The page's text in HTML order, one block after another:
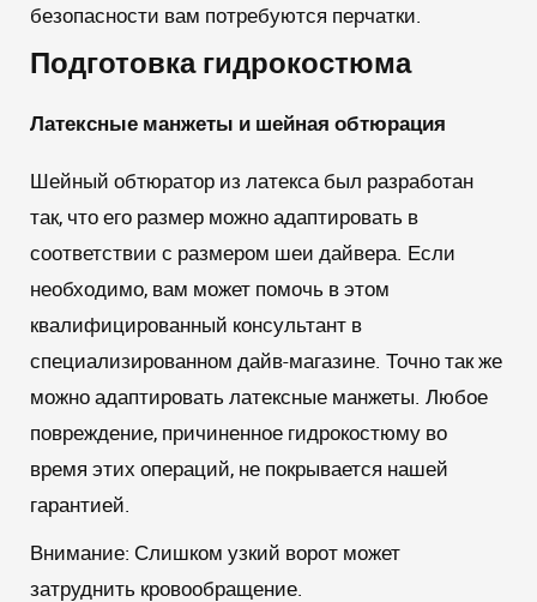
безопасности вам потребуются перчатки.
Подготовка гидрокостюма
Латексные манжеты и шейная обтюрация
Шейный обтюратор из латекса был разработан
так, что его размер можно адаптировать в
соответствии с размером шеи дайвера. Если
необходимо, вам может помочь в этом
квалифицированный консультант в
специализированном дайв-магазине. Точно так же
можно адаптировать латексные манжеты. Любое
повреждение, причиненное гидрокостюму во
время этих операций, не покрывается нашей
гарантией.
Внимание: Слишком узкий ворот может
затруднить кровообращение.